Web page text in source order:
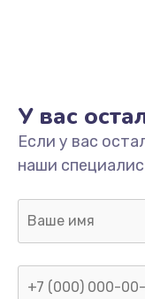
У вас
Если у вас
наши